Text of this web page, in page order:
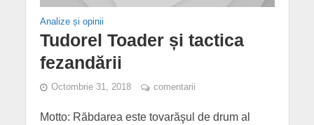
Analize și opinii
Tudorel Toader și tactica
fezandării
Octombrie 31, 2018 comentarii
Motto: Răbdarea este tovarăşul de drum al